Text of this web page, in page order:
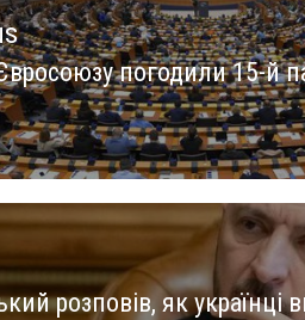
погодили 15-й
розповів, як українці